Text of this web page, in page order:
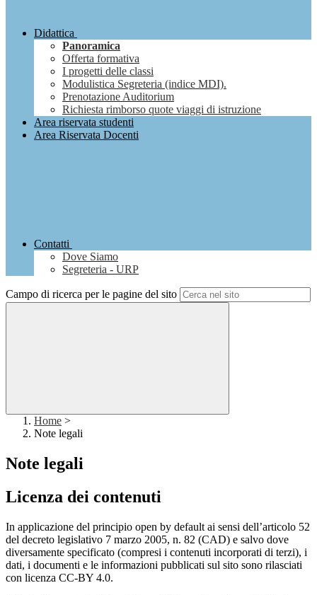
Didattica
Panoramica
Offerta formativa
I progetti delle classi
Modulistica Segreteria (indice MDI).
Prenotazione Auditorium
Richiesta rimborso quote viaggi di istruzione
Area riservata studenti
Area Riservata Docenti
Contatti
Dove Siamo
Segreteria - URP
Campo di ricerca per le pagine del sito
Home >
Note legali
Note legali
Licenza dei contenuti
In applicazione del principio open by default ai sensi dell’articolo 52
del decreto legislativo 7 marzo 2005, n. 82 (CAD) e salvo dove
diversamente specificato (compresi i contenuti incorporati di terzi), i
dati, i documenti e le informazioni pubblicati sul sito sono rilasciati
con licenza CC-BY 4.0.